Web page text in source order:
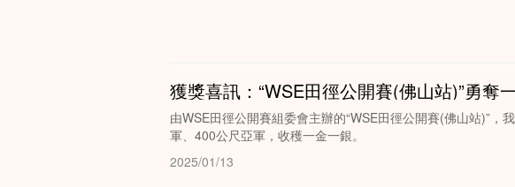
獲獎喜訊：“WSE田徑公開賽(佛山站)”勇奪
由WSE田徑公開賽組委會主辦的“WSE田徑公開賽(佛山站)”，
軍、400公尺亞軍，收穫一金一銀。
2025/01/13